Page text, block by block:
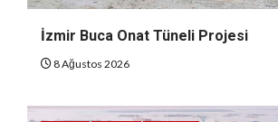
İzmir Buca Onat Tüneli Projesi
8 Ağustos 2026